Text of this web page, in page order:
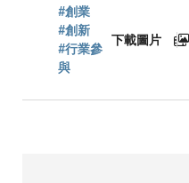
連
結
#創業
#創新
#行業參
與
下載圖片